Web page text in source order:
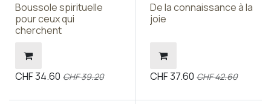
Boussole spirituelle
pour ceux qui
cherchent
CHF34.60 CHF39.20
De la connaissance à la
joie
CHF37.60 CHF42.60